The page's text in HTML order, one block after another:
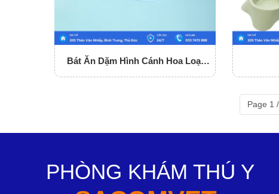
Bát Ăn Dặm Hình Cánh Hoa Loại
Page 1
PHÒNG KHÁM THÚ Y